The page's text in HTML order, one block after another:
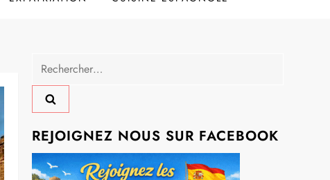
Rechercher :
REJOIGNEZ NOUS SUR FACEBOOK